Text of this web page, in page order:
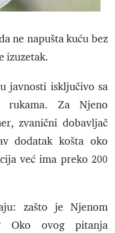
ne napušta kuću bez
izuzetak.
javnosti isključivo sa
rukama. Za Njeno
zvanični dobavljač
dodatak košta oko
već ima preko 200
zašto je Njenom
Oko ovog pitanja